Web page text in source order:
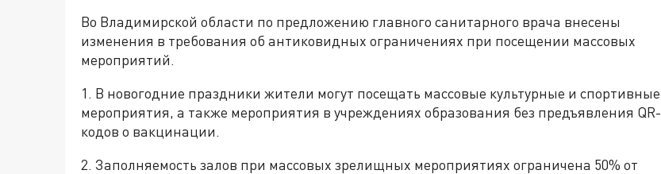
Во Владимирской области по предложению главного санитарного врача внесены
изменения в требования об антиковидных ограничениях при посещении массовых
мероприятий.
1. В новогодние праздники жители могут посещать массовые культурные и спортивные
мероприятия, а также мероприятия в учреждениях образования без предъявления QR-
кодов о вакцинации.
2. Заполняемость залов при массовых зрелищных мероприятиях ограничена 50% от